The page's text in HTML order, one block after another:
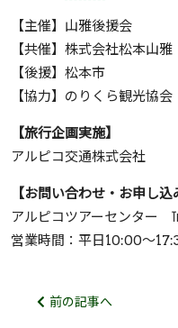
【主催】山雅後援会
【共催】株式会社松本山雅
【後援】松本市
【協力】のりくら観光協会
【旅行企画実施】
アルピコ交通株式会社
【お問い合わせ・お申し込
アルピコツアーセンター
営業時間：平日10:00～
前の記事へ